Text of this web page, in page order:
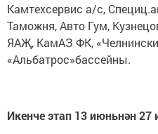
Камтехсервис а/с,
Таможня, Авто Гум,
ЯАҖ, КамАЗ ФК,
«Альбатрос»бассейны.
Икенче этап 13 июньнән 27